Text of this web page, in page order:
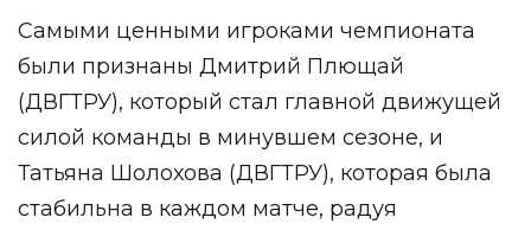
Самыми ценными игроками чемпионата
были признаны Дмитрий Плющай
(ДВГТРУ), который стал главной движущей
силой команды в минувшем сезоне, и
Татьяна Шолохова (ДВГТРУ), которая была
стабильна в каждом матче, радуя